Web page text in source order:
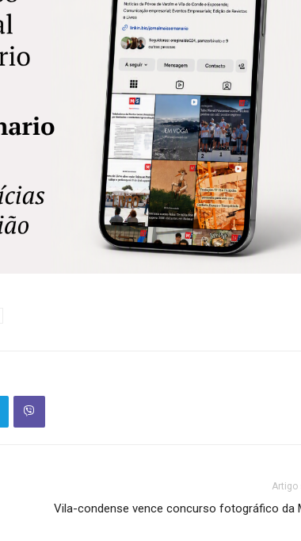
Artigo
Vila-condense vence concurso fotográfico da